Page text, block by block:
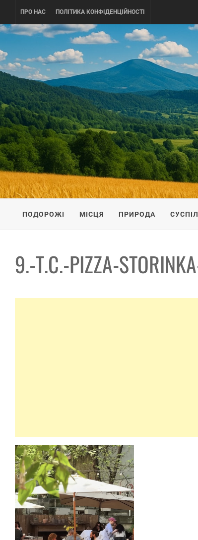
content
ПРО НАС ПОЛІТИКА КОНФІДЕНЦІЙНОСТІ
ПОДОРОЖI ПО УКРАЇНІ
ПОДОРОЖІ МІСЦЯ ПРИРОДА
9.-T.C.-PIZZA-